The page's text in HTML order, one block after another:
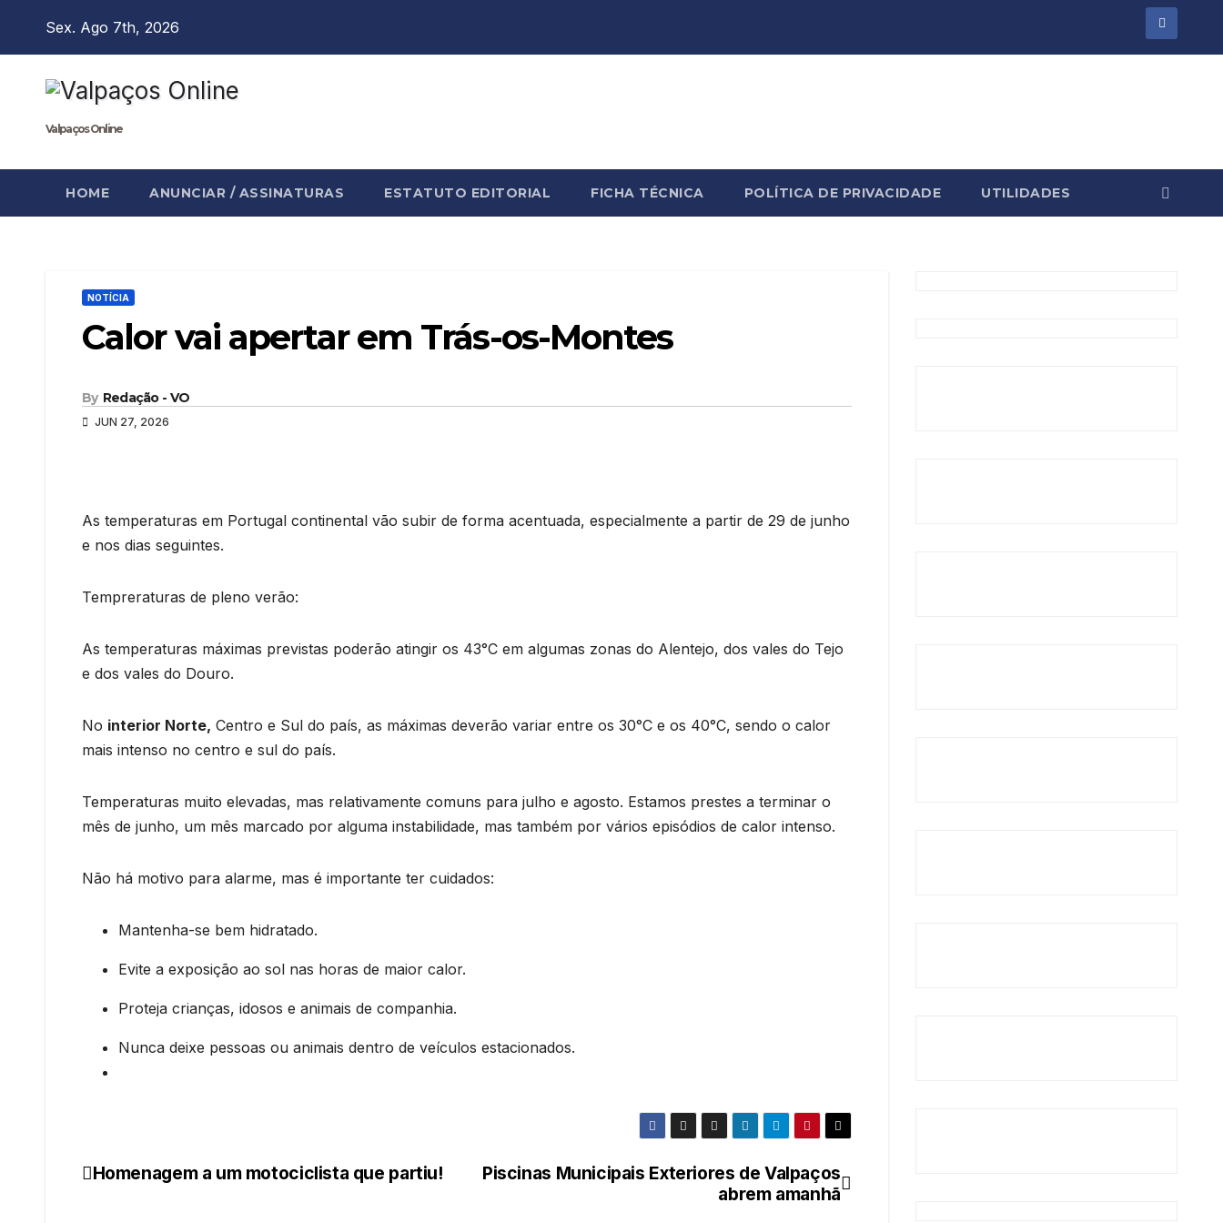
Sex. Ago 7th, 2026
Valpaços Online
HOME ANUNCIAR / ASSINATURAS ESTATUTO EDITORIAL FICHA TÉCNICA POLÍTICA DE PRIVACIDADE UTILIDADES
NOTÍCIA
Calor vai apertar em Trás-os-Montes
By Redação - VO
JUN 27, 2026
As temperaturas em Portugal continental vão subir de forma acentuada, especialmente a partir de 29 de junho
e nos dias seguintes.
Tempreraturas de pleno verão:
As temperaturas máximas previstas poderão atingir os 43°C em algumas zonas do Alentejo, dos vales do Tejo
e dos vales do Douro.
No interior Norte, Centro e Sul do país, as máximas deverão variar entre os 30°C e os 40°C, sendo o calor
mais intenso no centro e sul do país.
Temperaturas muito elevadas, mas relativamente comuns para julho e agosto. Estamos prestes a terminar o
mês de junho, um mês marcado por alguma instabilidade, mas também por vários episódios de calor intenso.
Não há motivo para alarme, mas é importante ter cuidados:
Mantenha-se bem hidratado.
Evite a exposição ao sol nas horas de maior calor.
Proteja crianças, idosos e animais de companhia.
Nunca deixe pessoas ou animais dentro de veículos estacionados.
Navegação
Piscinas Municipais Exteriores de Valpaços
abrem amanhã
Homenagem a um motociclista que partiu!